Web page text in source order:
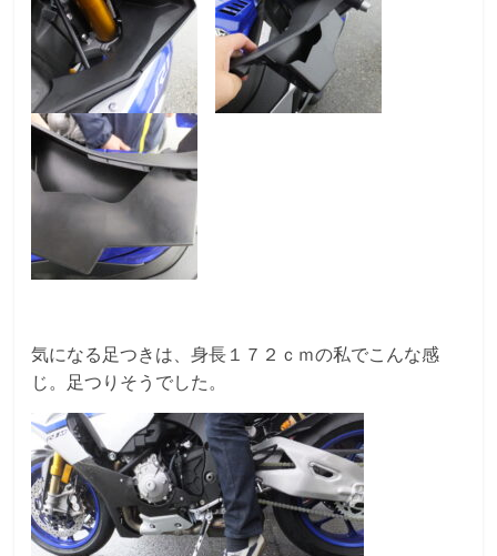
気になる足つきは、身長１７２ｃｍの私でこんな感
じ。足つりそうでした。